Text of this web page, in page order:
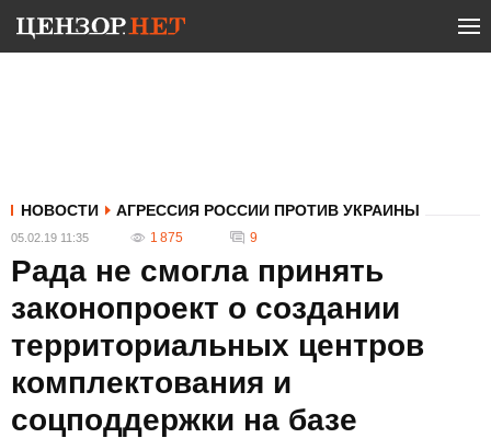
НОВОСТИ АГРЕССИЯ РОССИИ ПРОТИВ УКРАИНЫ
05.02.19 11:35 1 875 9
Рада не смогла принять
законопроект о создании
территориальных центров
комплектования и
соцподдержки на базе